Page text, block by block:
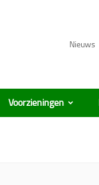
Nieuws
Voorzieningen